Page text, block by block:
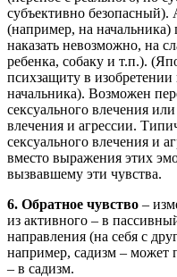
субъективно безопасный).
(например, на начальника)
наказать невозможно, на
ребенка, собаку и т.п.).
психзащиту в
начальника). Возможен
сексуального влечения
влечения и агрессии.
сексуального влечения и
вместо выражения этих
вызвавшему эти чувства.
6. Обратное чувство –
из активного – в
направления (на себя с
например, садизм – может
– в садизм.